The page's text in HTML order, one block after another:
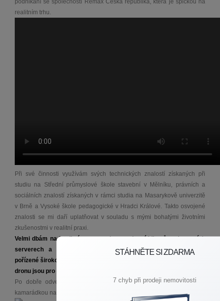
realitním trhu.
Při své činnosti využívám svých technických znalostí získaných při
studiu na Střední průmyslové škole stavební v Mělníku, právních a
sociálních znalostí získaných v rámci studia na Masarykově univerzitě
v Brně a Vysoké škole pedagogické v Hradci Králové. Takto osvojené
znalosti se mi daří uplatňovat v souladu s mými bohatými životními
zkušenostmi v realitní praxi.
Velmi dbám na kvalitní prezentaci nemovitostí klientů na inzertních
serverech a sociálních sítích. Kvalitní profesionální fotografie
pořízené širokoúhlým objektivem, viedoprohlídky a letecké záběry z
dronu jsou pro mne samozřejmostí.
Po dobře odvedené práci se věnuji kynologii a rád se svou psí
kamarádkou navštívím cvičák:
STÁHNĚTE SI ZDARMA
7 chyb při prodeji nemovitosti